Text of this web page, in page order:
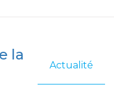
Actualité
la